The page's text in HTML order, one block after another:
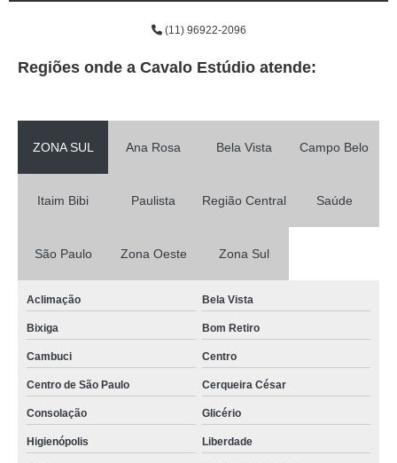
(11) 96922-2096
Regiões onde a Cavalo Estúdio atende:
ZONA SUL Ana Rosa Bela Vista Campo Belo
Itaim Bibi Paulista Região Central Saúde
São Paulo Zona Oeste Zona Sul
Aclimação Bela Vista
Bixiga Bom Retiro
Cambuci Centro
Centro de São Paulo Cerqueira César
Consolação Glicério
Higienópolis Liberdade